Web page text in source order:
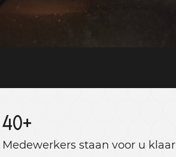
40+
Medewerkers staan ​​voor u klaar